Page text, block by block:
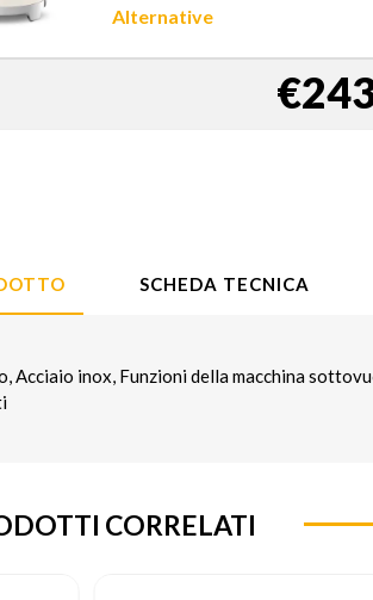
Alternative
SCHEDA TECNICA
Acciaio inox, Funzioni della macchina
CORRELATI